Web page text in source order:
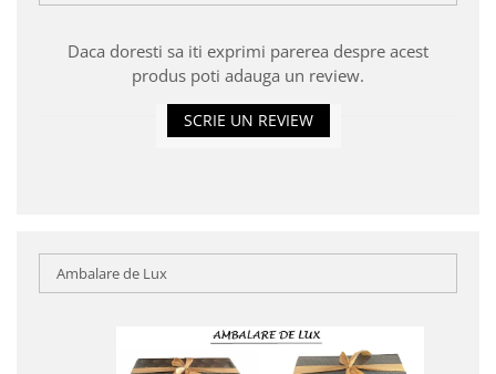
Daca doresti sa iti exprimi parerea despre acest
produs poti adauga un review.
SCRIE UN REVIEW
Ambalare de Lux